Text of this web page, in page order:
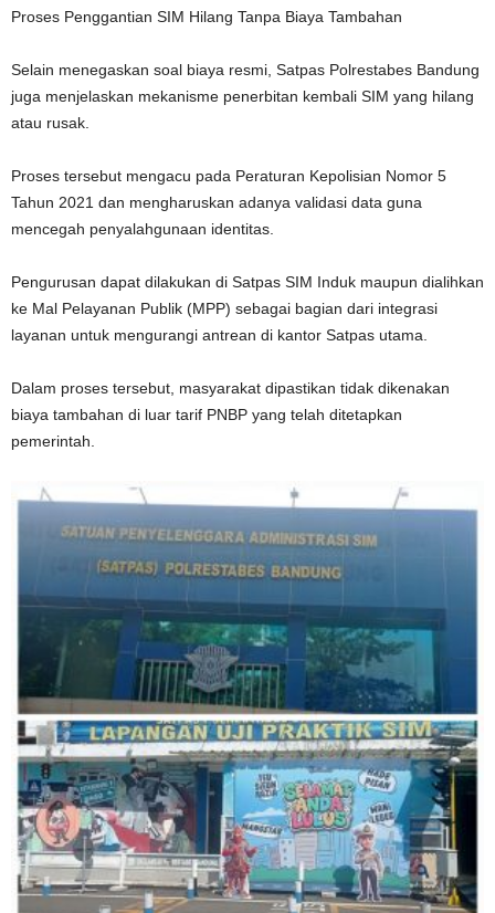
Proses Penggantian SIM Hilang Tanpa Biaya Tambahan
Selain menegaskan soal biaya resmi, Satpas Polrestabes Bandung
juga menjelaskan mekanisme penerbitan kembali SIM yang hilang
atau rusak.
Proses tersebut mengacu pada Peraturan Kepolisian Nomor 5
Tahun 2021 dan mengharuskan adanya validasi data guna
mencegah penyalahgunaan identitas.
Pengurusan dapat dilakukan di Satpas SIM Induk maupun dialihkan
ke Mal Pelayanan Publik (MPP) sebagai bagian dari integrasi
layanan untuk mengurangi antrean di kantor Satpas utama.
Dalam proses tersebut, masyarakat dipastikan tidak dikenakan
biaya tambahan di luar tarif PNBP yang telah ditetapkan
pemerintah.